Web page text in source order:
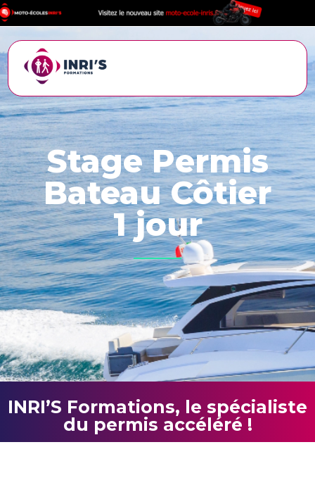
Stage Permis
Bateau Côtier
1 jour
INRI’S Formations, le spécialiste
du permis accéléré !